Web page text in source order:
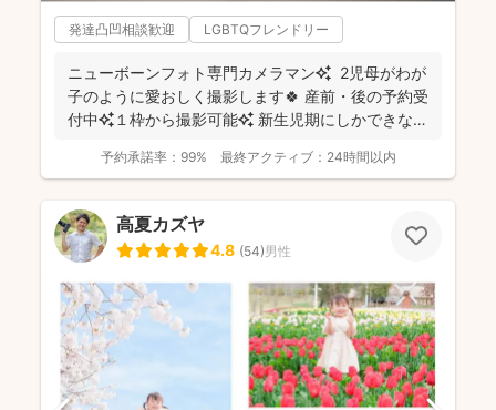
発達凸凹相談歓迎 LGBTQフレンドリー
ニューボーンフォト専門カメラマン✨ 2児母がわが
子のように愛おしく撮影します🍀 産前・後の予約受
付中✨１枠から撮影可能✨ 新生児期にしかできな
予約承諾率： 99% 最終アクティブ： 24時間以内
高夏カズヤ
4.8 (54)男性